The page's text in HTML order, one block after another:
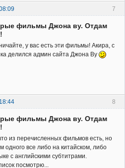
7
фильмы Джона ву. Отдам
у вас есть эти фильмы! Акира, с
делился админ сайта Джона Ву
8
фильмы Джона ву. Отдам
из перечисленных фильмов есть, но
одного все либо на китайском, либо
с английскими субтитрами.
посмотрю...